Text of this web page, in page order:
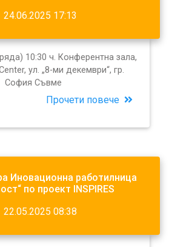
24.06.2025 17:13
10:30 ч. Конферентна зала,
ул. „8-ми декември“, гр.
София Съвме
Прочети повече
Иновационна работилница
по проект INSPIRES
22.05.2025 08:38